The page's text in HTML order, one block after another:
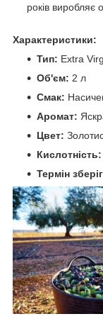
років виробляє
Характеристики:
Тип: Extra
Об'єм: 2 л
Смак:
Аромат:
Цвет:
Кислотність:
Термін